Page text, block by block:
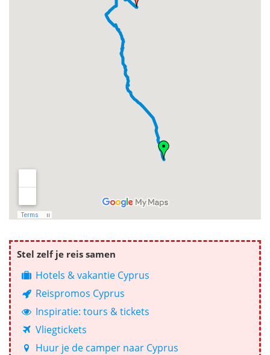
Stel zelf je reis samen
Hotels & vakantie Cyprus
Reispromos Cyprus
Inspiratie: tours & tickets
Vliegtickets
Huur je de camper naar Cyprus